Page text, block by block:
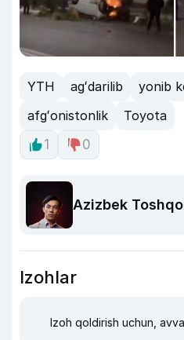
YTH agʻdarilib yonib
afgʻonistonlik
Toyota
1
0
Azizbek
Izohlar
Izoh qoldirish uchun,